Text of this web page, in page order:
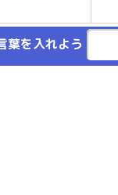
葉を入れよう